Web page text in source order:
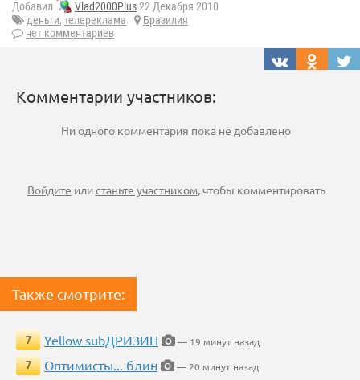
Добавил Vlad2000Plus22 Декабря 2010
деньги, телереклама
Бразилия
нет комментариев
Комментарии участников:
Ни одного комментария пока не добавлено
Войдите илистаньте участником, чтобы комментировать
Также смотрите:
7 Yellow subДРИЗИН
— 19 минут назад
7
Оптимисты... блин
— 20 минут назад